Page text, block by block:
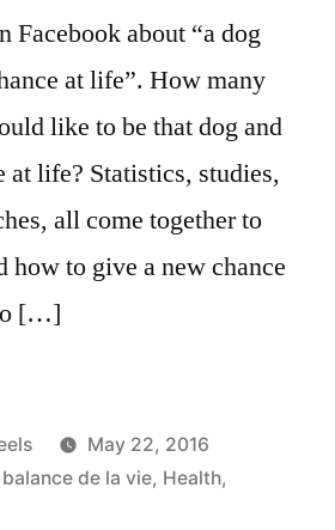
Facebook about “a dog
at life”. How many
like to be that dog and
at life? Statistics, studies,
all come together to
how to give a new chance
[…]
May 22, 2016
balance de la vie, Health,